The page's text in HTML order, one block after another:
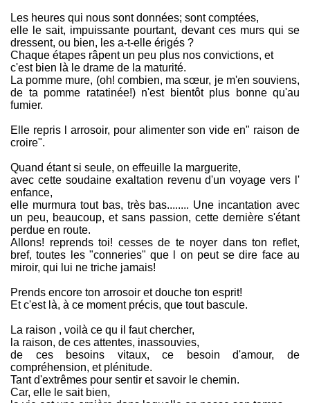
Les heures qui nous sont données; sont comptées,
elle le sait, impuissante pourtant, devant ces murs qui se
dressent, ou bien, les a-t-elle érigés ?
Chaque étapes râpent un peu plus nos convictions, et
c'est bien là le drame de la maturité.
La pomme mure, (oh! combien, ma sœur, je m'en souviens,
de ta pomme ratatinée!) n'est bientôt plus bonne qu'au
fumier.
Elle repris l arrosoir, pour alimenter son vide en" raison de
croire".
Quand étant si seule, on effeuille la marguerite,
avec cette soudaine exaltation revenu d'un voyage vers l'
enfance,
elle murmura tout bas, très bas........ Une incantation avec
un peu, beaucoup, et sans passion, cette dernière s'étant
perdue en route.
Allons! reprends toi! cesses de te noyer dans ton reflet,
bref, toutes les "conneries" que l on peut se dire face au
miroir, qui lui ne triche jamais!
Prends encore ton arrosoir et douche ton esprit!
Et c'est là, à ce moment précis, que tout bascule.
La raison , voilà ce qu il faut chercher,
la raison, de ces attentes, inassouvies,
de ces besoins vitaux, ce besoin d'amour, de
compréhension, et plénitude.
Tant d'extrêmes pour sentir et savoir le chemin.
Car, elle le sait bien,